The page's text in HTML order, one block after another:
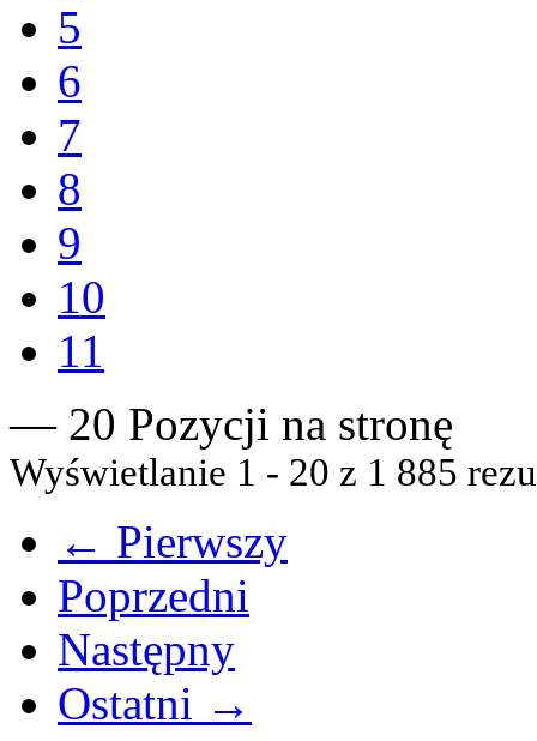
5
6
7
8
9
10
11
— 20 Pozycji na stronę
Wyświetlanie 1 - 20 z 1 885
← Pierwszy
Poprzedni
Następny
Ostatni →